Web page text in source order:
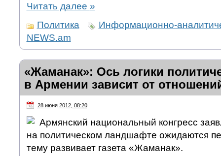
Читать далее »
Политика
Информационно-
NEWS.am
«Жаманак»: Ось логики
в Армении зависит от
28 июня 2012, 08:20
Армянский национальный конгресс
на политическом ландшафте ожидаются
тему развивает газета «Жаманак».